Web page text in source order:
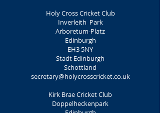
Holy Cross Cricket Club
Inverleith Park
Arboretum-Platz
Edinburgh
EH3 5NY
Stadt Edinburgh
Schottland
secretary@holycrosscricket.co.uk
Kirk Brae Cricket Club
Doppelheckenpark